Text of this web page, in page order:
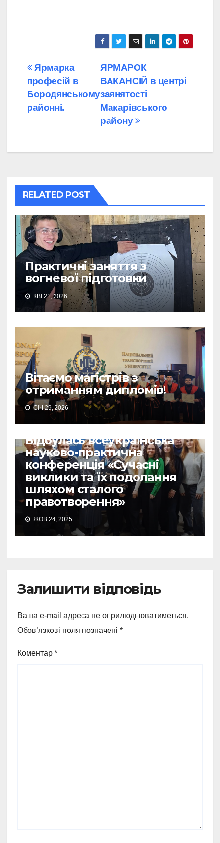
Навігація
записів
ЯРМАРОК
ВАКАНСІЙ в центрі
заянятості
Макарівського
району
Ярмарка
професій в
Бородянському
районні.
RELATED POST
Практичні заняття з
вогневої підготовки
КВІ 21, 2026
Вітаємо магістрів з
отриманням дипломів!
СІЧ 29, 2026
Відбулась всеукраїнська
науково-практична
конференція «Сучасні
виклики та їх подолання
шляхом сталого
правотворення»
ЖОВ 24, 2025
Залишити відповідь
Ваша e-mail адреса не оприлюднюватиметься.
Обов’язкові поля позначені *
Коментар *